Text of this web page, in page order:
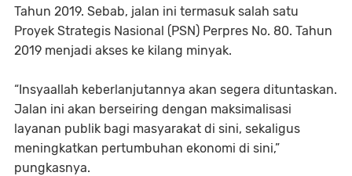
Tahun 2019. Sebab, jalan ini termasuk salah satu
Proyek Strategis Nasional (PSN) Perpres No. 80. Tahun
2019 menjadi akses ke kilang minyak.
“Insyaallah keberlanjutannya akan segera dituntaskan.
Jalan ini akan berseiring dengan maksimalisasi
layanan publik bagi masyarakat di sini, sekaligus
meningkatkan pertumbuhan ekonomi di sini,”
pungkasnya.